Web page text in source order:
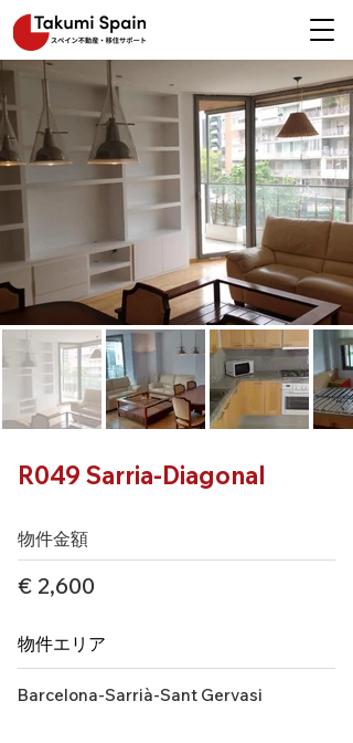
R049 Sarria-Diagonal
物件金額
€ 2,600
物件エリア
Barcelona-Sarrià-Sant Gervasi